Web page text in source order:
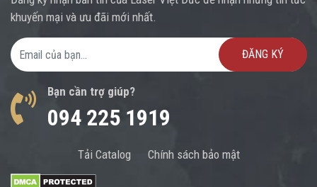
khuyến mại và ưu đãi mới nhất.
Email Address
Bạn cần trợ giúp?
094 225 1919
Tải Catalog Chính sách bảo mật